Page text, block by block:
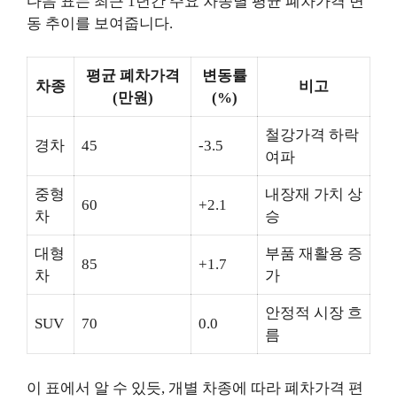
동 추이를 보여줍니다.
차종
평균 폐차가격
(만원)
변동률
(%)
비고
경차 45 -3.5
철강가격 하락
여파
중형
차
60 +2.1
내장재 가치 상
승
대형
차
85 +1.7
부품 재활용 증
가
SUV 70 0.0
안정적 시장 흐
름
이 표에서 알 수 있듯, 개별 차종에 따라 폐차가격 편